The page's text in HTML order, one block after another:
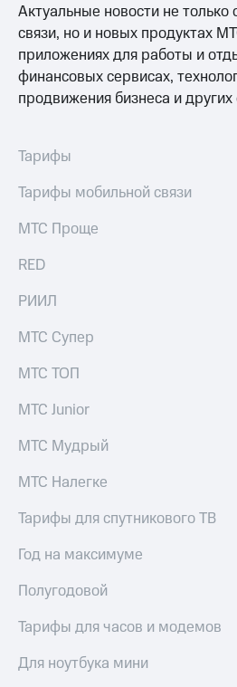
телефона
на карту
МТС Pay
Оплата
магазин
Смартфоны
Наушники
и
дом
Планшеты
Акции
скидки
Все
товары
Актуальные новости не только
связи, но и новых продуктах
приложениях для работы и
финансовых сервисах,
продвижения бизнеса и
Тарифы
Тарифы мобильной связи
МТС Проще
RED
РИИЛ
МТС Супер
МТС ТОП
МТС Junior
МТС Мудрый
МТС Налегке
Тарифы для спутникового ТВ
Год на максимуме
Полугодовой
Тарифы для часов и модемов
Для ноутбука мини